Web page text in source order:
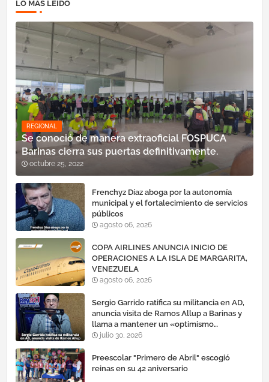
LO MÁS LEÍDO
REGIONAL
Se conoció de manera extraoficial FOSPUCA
Barinas cierra sus puertas definitivamente.
octubre 25, 2022
Frenchyz Díaz aboga por la autonomía
municipal y el fortalecimiento de servicios
públicos
agosto 06, 2026
COPA AIRLINES ANUNCIA INICIO DE
OPERACIONES A LA ISLA DE MARGARITA,
VENEZUELA
agosto 06, 2026
Sergio Garrido ratifica su militancia en AD,
anuncia visita de Ramos Allup a Barinas y
llama a mantener un «optimismo
cauteloso»
julio 30, 2026
Preescolar "Primero de Abril" escogió
reinas en su 42 aniversario